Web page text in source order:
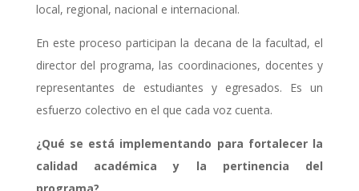
local, regional, nacional e internacional.
En este proceso participan la decana de la facultad, el
director del programa, las coordinaciones, docentes y
representantes de estudiantes y egresados. Es un
esfuerzo colectivo en el que cada voz cuenta.
¿Qué se está implementando para fortalecer la
calidad académica y la pertinencia del
programa?